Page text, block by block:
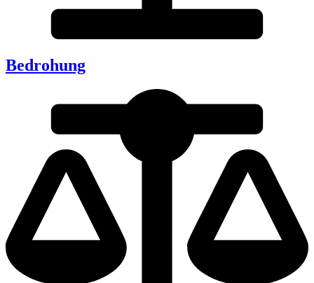
Bedrohung